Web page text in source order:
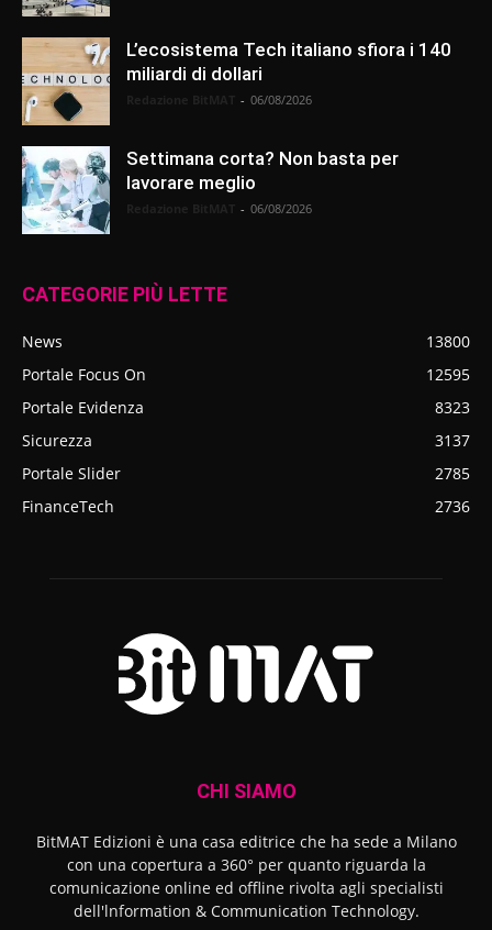
L’ecosistema Tech italiano sfiora i 140
miliardi di dollari
- 06/08/2026
Settimana corta? Non basta per
lavorare meglio
- 06/08/2026
CATEGORIE PIÙ LETTE
News
13800
Portale Focus On
12595
Portale Evidenza
8323
Sicurezza
3137
Portale Slider
2785
FinanceTech
2736
CHI SIAMO
BitMAT Edizioni è una casa editrice che ha sede a Milano
con una copertura a 360° per quanto riguarda la
comunicazione online ed offline rivolta agli specialisti
dell'lnformation & Communication Technology.